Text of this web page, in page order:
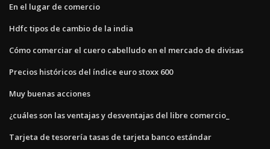
En el lugar de comercio
Hdfc tipos de cambio de la india
Cómo comerciar el cuero cabelludo en el mercado de divisas
Precios históricos del índice euro stoxx 600
Muy buenas acciones
¿cuáles son las ventajas y desventajas del libre comercio_
Tarjeta de tesorería tasas de tarjeta banco estándar